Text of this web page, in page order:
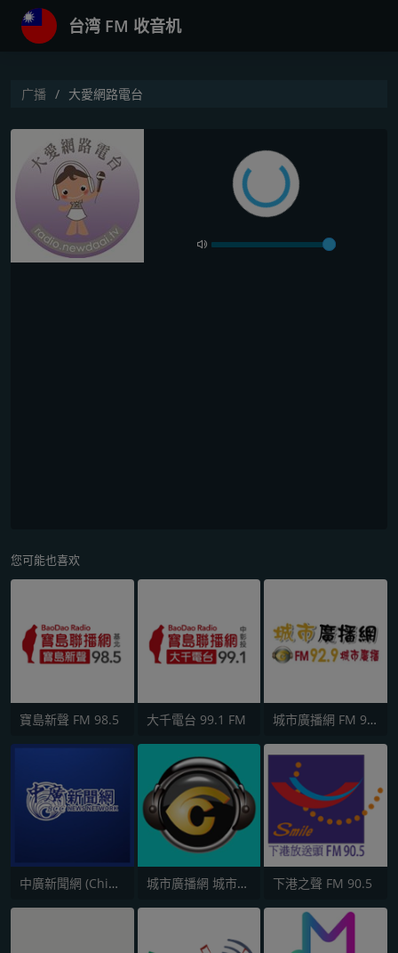
台湾 FM 收音机
广播 大愛網路電台
您可能也喜欢
寶島新聲 FM 98.5 大千電台 99.1 FM 城市廣播網 FM 92.9 城市廣播
中廣新聞網 (China Broadcast News) 城市廣播網 城市廣播 98.3 FM 下港之聲 FM 90.5